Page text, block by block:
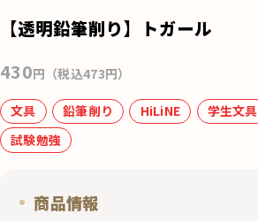
e
b
o
k
【透明鉛筆削り】トガール
430円（税込473円）
文具 鉛筆削り HiLiNE 学生文具
試験勉強
商品情報